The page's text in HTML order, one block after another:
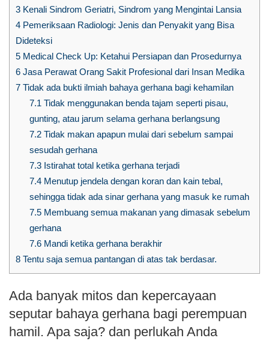
3 Kenali Sindrom Geriatri, Sindrom yang Mengintai Lansia
4 Pemeriksaan Radiologi: Jenis dan Penyakit yang Bisa
Dideteksi
5 Medical Check Up: Ketahui Persiapan dan Prosedurnya
6 Jasa Perawat Orang Sakit Profesional dari Insan Medika
7 Tidak ada bukti ilmiah bahaya gerhana bagi kehamilan
7.1 Tidak menggunakan benda tajam seperti pisau,
gunting, atau jarum selama gerhana berlangsung
7.2Tidak makan apapun mulai dari sebelum sampai
sesudah gerhana
7.3Istirahat total ketika gerhana terjadi
7.4Menutup jendela dengan koran dan kain tebal,
sehingga tidak ada sinar gerhana yang masuk ke rumah
7.5Membuang semua makanan yang dimasak sebelum
gerhana
7.6Mandi ketika gerhana berakhir
8 Tentu saja semua pantangan di atas tak berdasar.
Ada banyak mitos dan kepercayaan
seputar bahaya gerhana bagi perempuan
hamil. Apa saja? dan perlukah Anda